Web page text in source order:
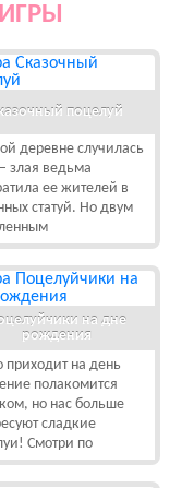
поцелуй
деревне случилась
злая ведьма
ее жителей в
статуй. Но двум
на дне
рождения
приходит на день
полакомится
но нас больше
сладкие
Смотри по